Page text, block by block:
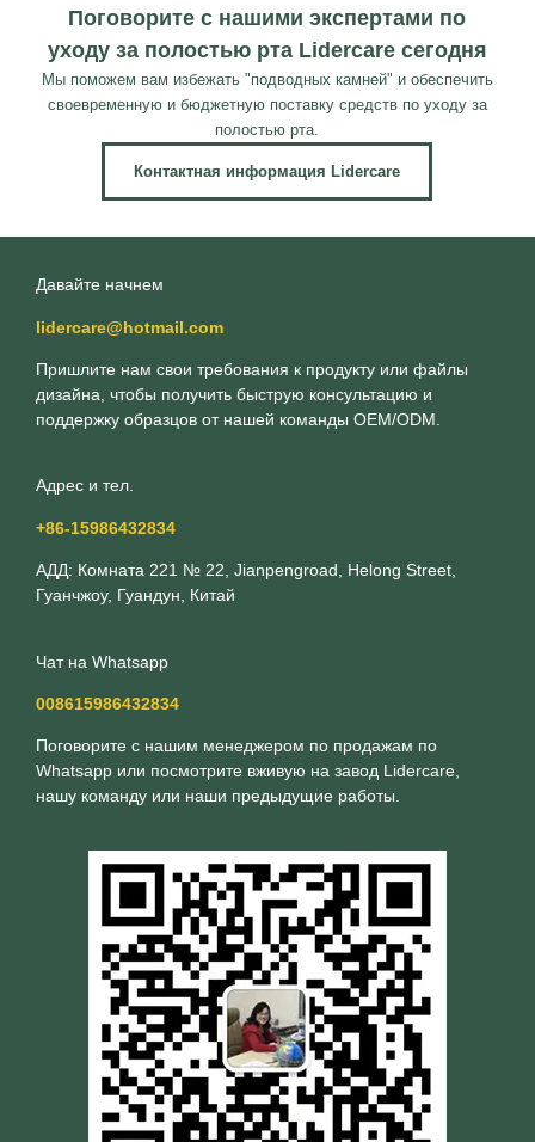
Поговорите с нашими экспертами по
уходу за полостью рта Lidercare сегодня
Мы поможем вам избежать "подводных камней" и обеспечить
своевременную и бюджетную поставку средств по уходу за
полостью рта.
Контактная информация Lidercare
Давайте начнем
lidercare@hotmail.com
Пришлите нам свои требования к продукту или файлы
дизайна, чтобы получить быструю консультацию и
поддержку образцов от нашей команды OEM/ODM.
Адрес и тел.
+86-15986432834
АДД: Комната 221 № 22, Jianpengroad, Helong Street,
Гуанчжоу, Гуандун, Китай
Чат на Whatsapp
008615986432834
Поговорите с нашим менеджером по продажам по
Whatsapp или посмотрите вживую на завод Lidercare,
нашу команду или наши предыдущие работы.